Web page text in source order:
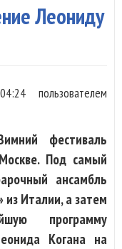
Леониду
пользователем
фестиваль
Под самый
ансамбль
Италии, а затем
программу
Когана на